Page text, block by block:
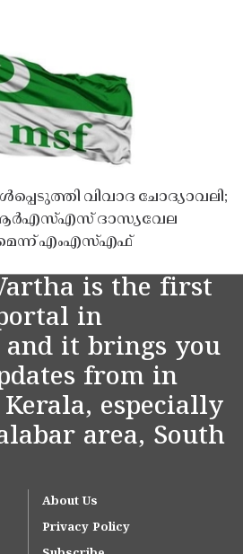
വിവാദ ചോദ്യാവലി;
ദാസ്യവേല
എംഎസ്എഫ്
is the first
in
and it brings you
from in
especially
area, South
About Us
Privacy Policy